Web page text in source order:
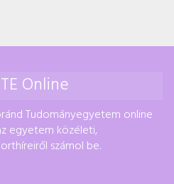
Online
Tudományegyetem online
egyetem közéleti,
számol be.